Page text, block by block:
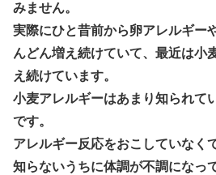
みません。
実際にひと昔前から卵アレルギー
んどん増え続けていて、最近は小
え続けています。
小麦アレルギーはあまり知られて
です。
アレルギー反応をおこしていなく
知らないうちに体調が不調になっ